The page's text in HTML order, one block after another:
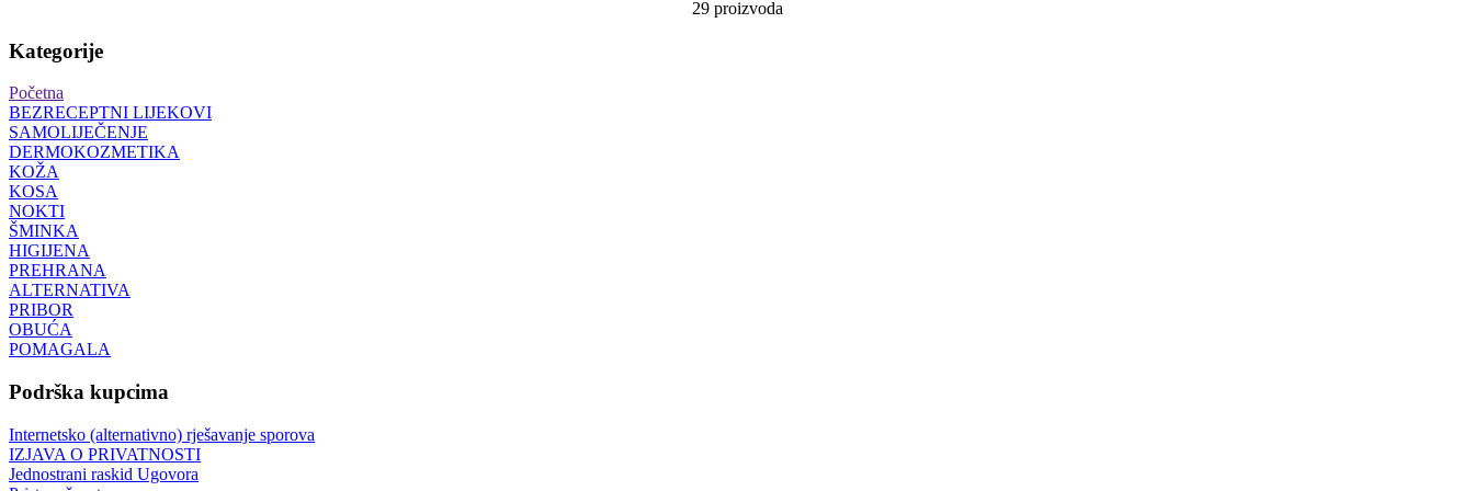
29 proizvoda
Kategorije
Početna
BEZRECEPTNI LIJEKOVI
SAMOLIJEČENJE
DERMOKOZMETIKA
KOŽA
KOSA
NOKTI
ŠMINKA
HIGIJENA
PREHRANA
ALTERNATIVA
PRIBOR
OBUĆA
POMAGALA
Podrška kupcima
Internetsko (alternativno) rješavanje sporova
IZJAVA O PRIVATNOSTI
Jednostrani raskid Ugovora